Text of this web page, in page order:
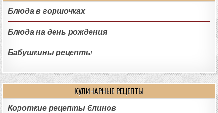
Блюда в горшочках
Блюда на день рождения
Бабушкины рецепты
КУЛИНАРНЫЕ РЕЦЕПТЫ
Короткие рецепты блинов